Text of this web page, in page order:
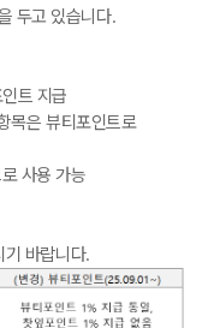
두고 있습니다.
트 지급
목은 뷰티포인트로
사용 가능
바랍니다.